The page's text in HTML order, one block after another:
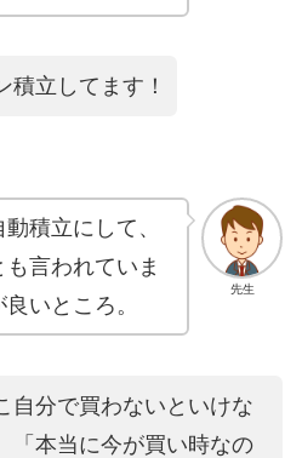
積立してます！
先生
積立にして、
言われていま
いところ。
自分で買わないといけな
「本当に今が買い時なの